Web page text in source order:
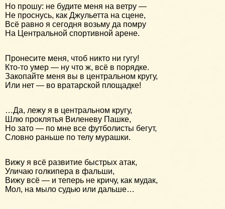
Но прошу: не будите меня на ветру —
Не проснусь, как Джульетта на сцене,
Всё равно я сегодня возьму да помру
На Центральной спортивной арене.
Пронесите меня, чтоб никто ни гугу!
Кто-то умер — ну что ж, всё в порядке.
Закопайте меня вы в центральном кругу,
Или нет — во вратарской площадке!
…Да, лежу я в центральном кругу,
Шлю проклятья Виленеву Пашке,
Но зато — по мне все футболисты бегут,
Словно раньше по телу мурашки.
Вижу я всё развитие быстрых атак,
Уличаю голкипера в фальши,
Вижу всё — и теперь не кричу, как мудак,
Мол, на мыло судью или дальше…